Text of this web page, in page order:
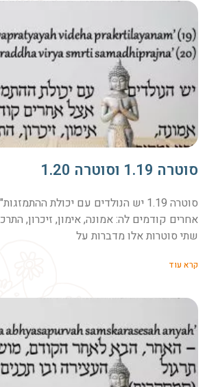
סוטרה 1.19 וסוטרה 1.20
אחרים קודמים לה: אמונה, אימון, זיכרון,
שתי סוטרות אלו מדברות על
קרא עוד